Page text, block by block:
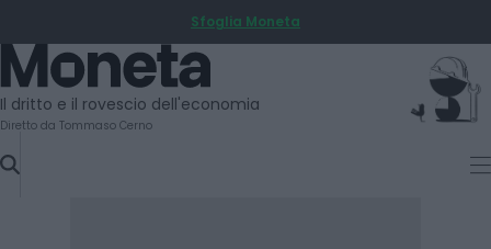
TO
CONTENT
Sfoglia Moneta
Moneta
Il dritto e il rovescio dell'economia
Diretto da Tommaso Cerno